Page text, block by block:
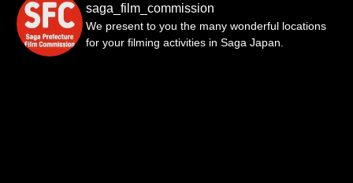
saga_film_commission
We present to you the many wonderful locations
for your filming activities in Saga Japan.